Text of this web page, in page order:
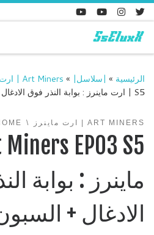
الرئيسية » |سلاسل| » Art Miners | ارت ماينرز
S5 | ارت ماينرز : بوابة النذر فوق الادغال + السبون !!
ART MINERS | ارت ماينرز
ماينرز : بوابة
الادغال +